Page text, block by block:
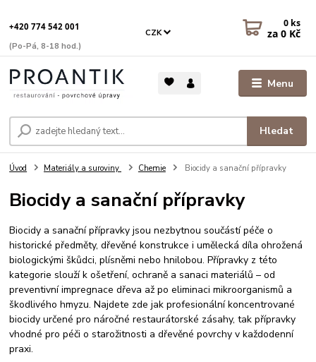
Menu
CZK
Hledat
+420 774 542 001
(Po-Pá, 8-18 hod.)
0 ks
za 0 Kč
Úvod Materiály a suroviny Chemie Biocidy a sanační přípravky
Biocidy a sanační přípravky
Biocidy a sanační přípravky jsou nezbytnou součástí péče o
historické předměty, dřevěné konstrukce i umělecká díla ohrožená
biologickými škůdci, plísněmi nebo hnilobou. Přípravky z této
kategorie slouží k ošetření, ochraně a sanaci materiálů – od
preventivní impregnace dřeva až po eliminaci mikroorganismů a
škodlivého hmyzu. Najdete zde jak profesionální koncentrované
biocidy určené pro náročné restaurátorské zásahy, tak přípravky
vhodné pro péči o starožitnosti a dřevěné povrchy v každodenní
praxi.